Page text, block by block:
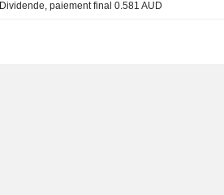
Dividende, paiement final 0.581 AUD